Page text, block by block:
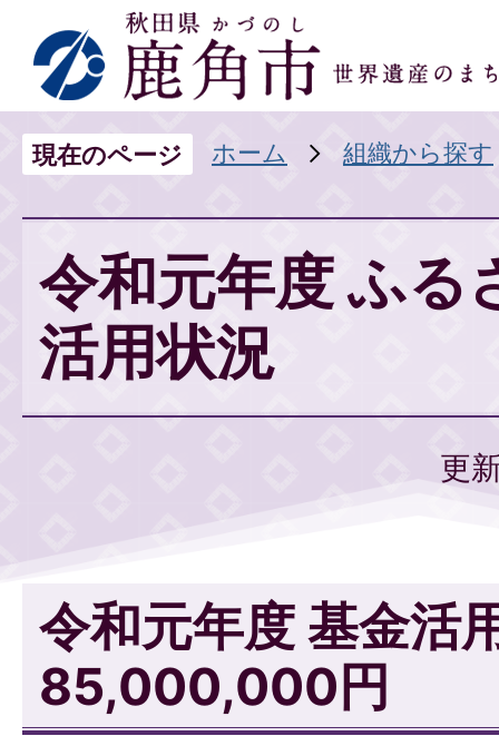
現在のページ ホーム 組織から探す
令和元年度 ふる
活用状況
更
令和元年度 基金活
85,000,000円